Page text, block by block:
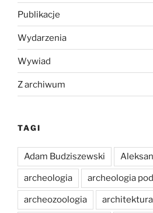
Publikacje
Wydarzenia
Wywiad
Z archiwum
TAGI
Adam Budziszewski
archeologia archeologia
archeozoologia architektura